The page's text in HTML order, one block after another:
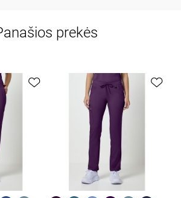
prekės
Greita peržiūra